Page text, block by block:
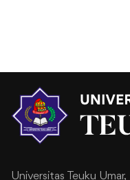
Universitas Teuku Umar,